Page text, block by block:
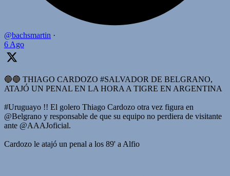
@bachsmartin ·
6 Ago
🔵🔵 THIAGO CARDOZO #SALVADOR DE BELGRANO,
ATAJÓ UN PENAL EN LA HORA A TIGRE EN ARGENTINA
#Uruguayo !! El golero Thiago Cardozo otra vez figura en
@Belgrano y responsable de que su equipo no perdiera de visitante
ante @AAAJoficial.
Cardozo le atajó un penal a los 89' a Alfio